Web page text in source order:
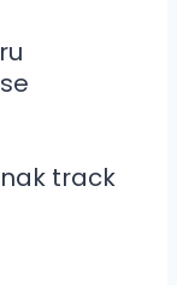
track